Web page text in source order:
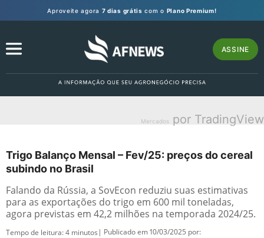
Aproveite agora 7 dias grátis com o Plano Premium!
ASSINE
Mercados por TradingView
Trigo Balanço Mensal – Fev/25: preços do cereal
subindo no Brasil
Falando da Rússia, a SovEcon reduziu suas estimativas
para as exportações do trigo em 600 mil toneladas,
agora previstas em 42,2 milhões na temporada 2024/25.
Tempo de leitura:4 minutos | Publicado em 10/03/2025 por: